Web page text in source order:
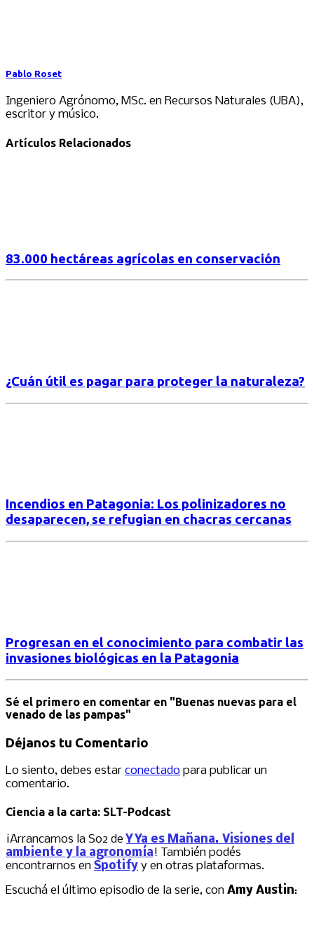
Pablo Roset
Ingeniero Agrónomo, MSc. en Recursos Naturales (UBA),
escritor y músico.
Artículos Relacionados
83.000 hectáreas agrícolas en conservación
¿Cuán útil es pagar para proteger la naturaleza?
Incendios en Patagonia: Los polinizadores no
desaparecen, se refugian en chacras cercanas
Progresan en el conocimiento para combatir las
invasiones biológicas en la Patagonia
Sé el primero en comentar en "Buenas nuevas para el
venado de las pampas"
Déjanos tu Comentario
Lo siento, debes estar conectado para publicar un
comentario.
Ciencia a la carta: SLT-Podcast
¡Arrancamos la S02 de Y Ya es Mañana. Visiones del
ambiente y la agronomía! También podés
encontrarnos en Spotify y en otras plataformas.
Escuchá el último episodio de la serie, con Amy Austin: